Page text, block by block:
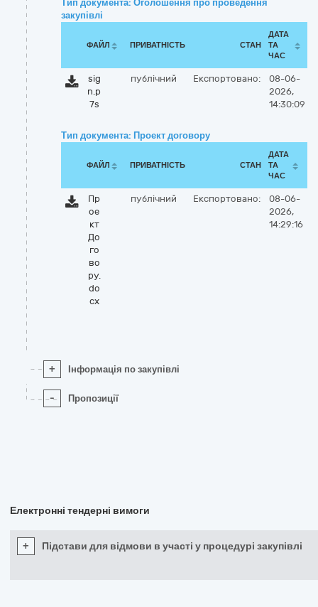
Тип документа: Оголошення про проведення
закупівлі
ФАЙЛ ПРИВАТНІСТЬ СТАН
ДАТА
ТА
ЧАС
sig
n.p
7s
публічний Експортовано:
08-06-
2026,
14:30:09
Тип документа: Проект договору
ФАЙЛ ПРИВАТНІСТЬ СТАН
ДАТА
ТА
ЧАС
Пр
ое
кт
До
го
во
ру.
do
cx
публічний Експортовано:
08-06-
2026,
14:29:16
+ Інформація по закупівлі
- Пропозиції
Електронні тендерні вимоги
+ Підстави для відмови в участі у процедурі закупівлі